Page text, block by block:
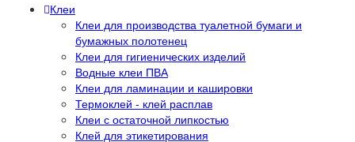
Клеи
Клеи для производства туалетной бумаги и
бумажных полотенец
Клеи для гигиенических изделий
Водные клеи ПВА
Клеи для ламинации и кашировки
Термоклей - клей расплав
Клеи с остаточной липкостью
Клей для этикетирования